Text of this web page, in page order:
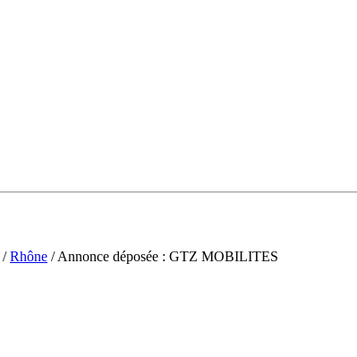
/Rhône / Annonce déposée : GTZ MOBILITES